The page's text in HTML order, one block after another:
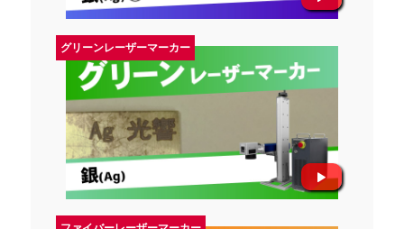
グリーンレーザーマーカー